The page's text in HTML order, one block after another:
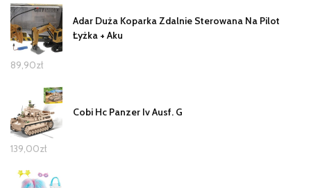
Adar Duża Koparka Zdalnie Sterowana Na Pilot
Łyżka + Aku
89,90zł
Cobi Hc Panzer Iv Ausf. G
139,00zł